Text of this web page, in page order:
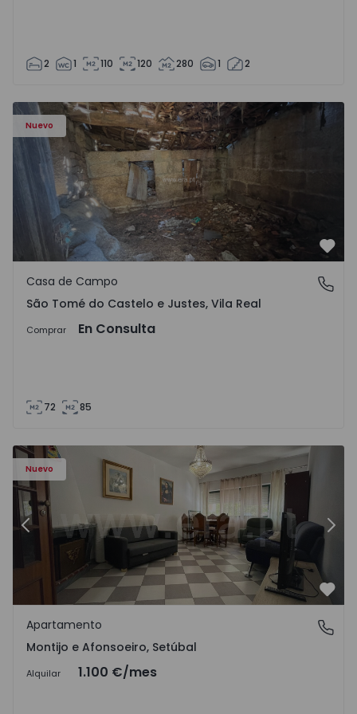
2 1 110 120 280 1 2
Nuevo
Casa Vila Real, São Tomé do Castelo e Justes - 1575189 - 1
São Tomé do Castelo e Justes, Vila Real
Casa de Campo
São Tomé do Castelo e Justes, Vila Real
Comprar En Consulta
72 85
Nuevo
- 1
Apartamento T2 Montijo, Montijo e Afonsoeiro -
Anterior
Montijo e Afonsoeiro, Setúbal
Apartamento
Montijo e Afonsoeiro, Setúbal
Alquilar 1.100 €/mes